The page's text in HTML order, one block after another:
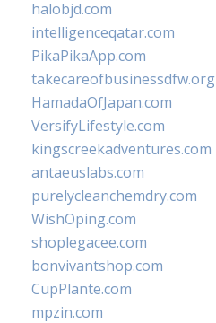
halobjd.com
intelligenceqatar.com
PikaPikaApp.com
takecareofbusinessdfw.org
HamadaOfJapan.com
VersifyLifestyle.com
kingscreekadventures.com
antaeuslabs.com
purelycleanchemdry.com
WishOping.com
shoplegacee.com
bonvivantshop.com
CupPlante.com
mpzin.com